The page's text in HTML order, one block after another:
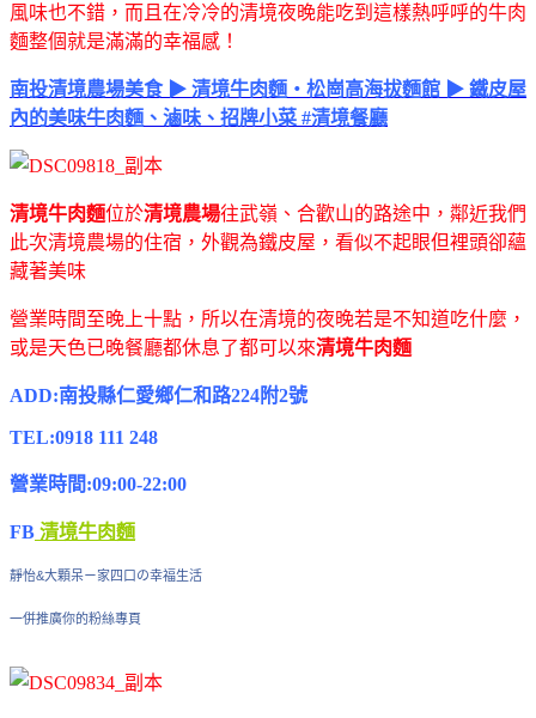
風味也不錯，而且在冷冷的清境夜晚能吃到這樣熱呼呼的牛肉
麵整個就是滿滿的幸福感！
南投清境農場美食 ▶ 清境牛肉麵・松崗高海拔麵館 ▶ 鐵皮屋
內的美味牛肉麵、滷味、招牌小菜 #清境餐廳
清境牛肉麵位於清境農場往武嶺、合歡山的路途中，鄰近我們
此次清境農場的住宿，外觀為鐵皮屋，看似不起眼但裡頭卻蘊
藏著美味
營業時間至晚上十點，所以在清境的夜晚若是不知道吃什麼，
或是天色已晚餐廳都休息了都可以來清境牛肉麵
ADD:南投縣仁愛鄉仁和路224附2號
TEL:0918 111 248
營業時間:09:00-22:00
FB 清境牛肉麵
靜怡&大顆呆ㄧ家四口の幸福生活
一併推廣你的粉絲專頁